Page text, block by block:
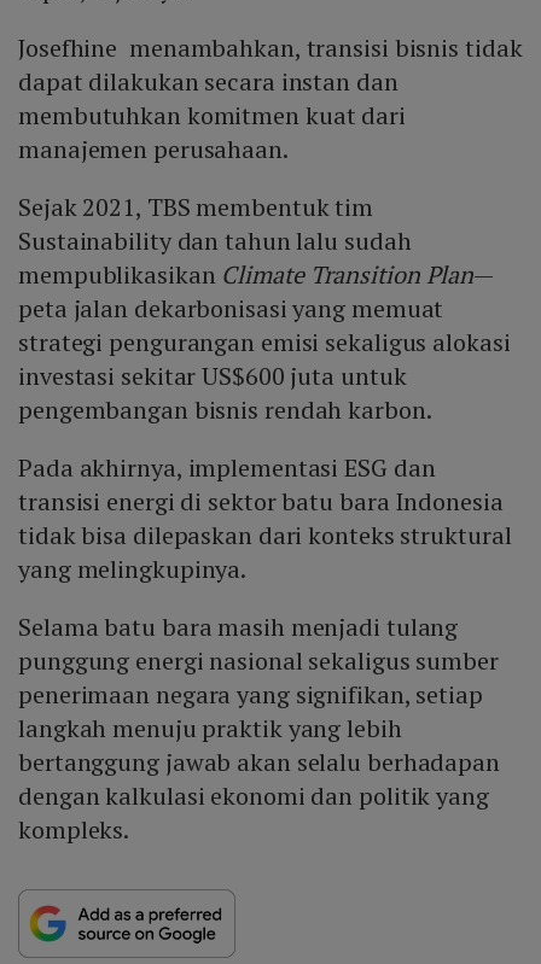
Josefhine menambahkan, transisi bisnis tidak
dapat dilakukan secara instan dan
membutuhkan komitmen kuat dari
manajemen perusahaan.
Sejak 2021, TBS membentuk tim
Sustainability dan tahun lalu sudah
mempublikasikan Climate Transition Plan—
peta jalan dekarbonisasi yang memuat
strategi pengurangan emisi sekaligus alokasi
investasi sekitar US$600 juta untuk
pengembangan bisnis rendah karbon.
Pada akhirnya, implementasi ESG dan
transisi energi di sektor batu bara Indonesia
tidak bisa dilepaskan dari konteks struktural
yang melingkupinya.
Selama batu bara masih menjadi tulang
punggung energi nasional sekaligus sumber
penerimaan negara yang signifikan, setiap
langkah menuju praktik yang lebih
bertanggung jawab akan selalu berhadapan
dengan kalkulasi ekonomi dan politik yang
kompleks.